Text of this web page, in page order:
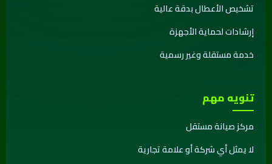
تشخيص الأعطال بدقة عالية
إرشادات لحماية الأجهزة
خدمة مستقلة وغير رسمية
تنويه مهم
مركز صيانة مستقل
لا يمثل أي شركة أو علامة تجارية